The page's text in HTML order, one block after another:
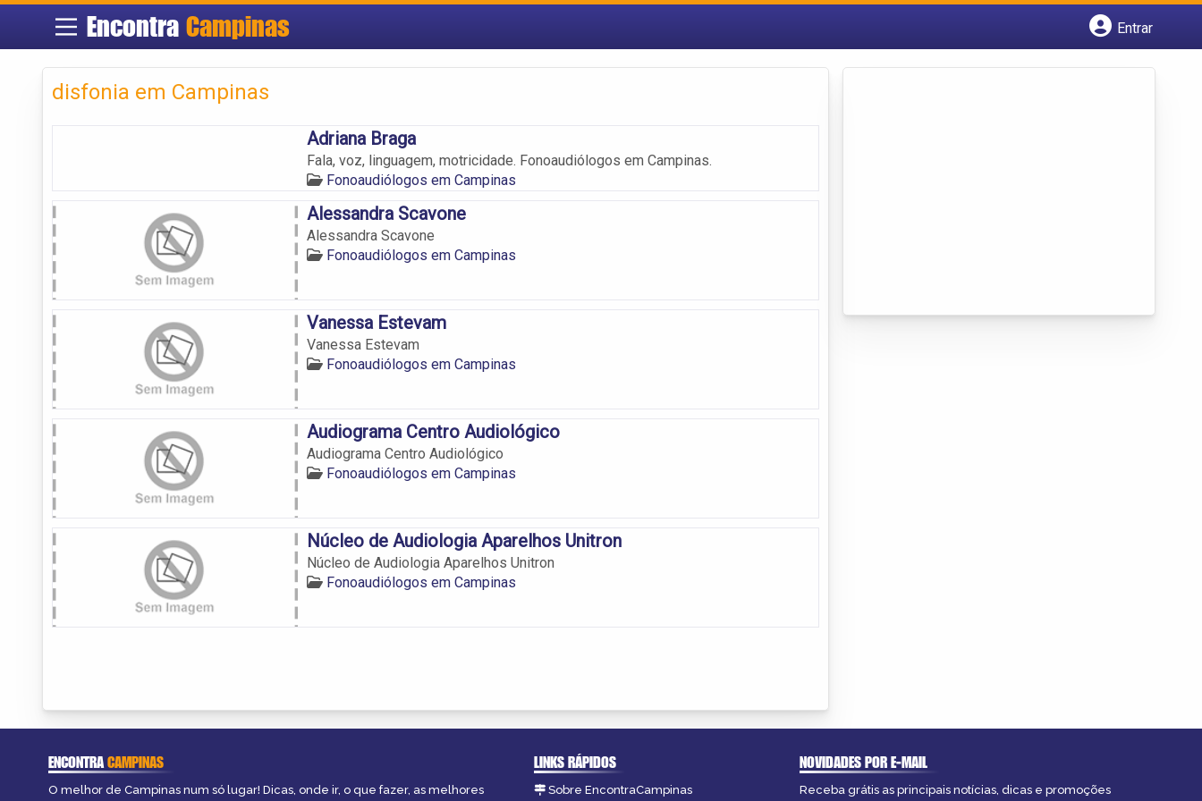
EncontraCampinas
Entrar
disfonia em Campinas
Adriana Braga
Fala, voz, linguagem, motricidade. Fonoaudiólogos em Campinas.
Fonoaudiólogos em Campinas
Alessandra Scavone
Alessandra Scavone
Fonoaudiólogos em Campinas
Vanessa Estevam
Vanessa Estevam
Fonoaudiólogos em Campinas
Audiograma Centro Audiológico
Audiograma Centro Audiológico
Fonoaudiólogos em Campinas
Núcleo de Audiologia Aparelhos Unitron
Núcleo de Audiologia Aparelhos Unitron
Fonoaudiólogos em Campinas
ENCONTRACAMPINAS
O melhor de Campinas num só lugar! Dicas, onde ir, o que fazer, as melhores
LINKS RÁPIDOS
Sobre EncontraCampinas
NOVIDADES POR E-MAIL
Receba grátis as principais notícias, dicas e promoções